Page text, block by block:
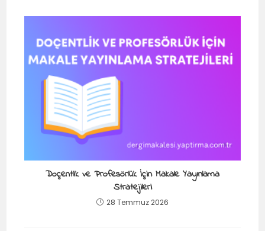
Doçentlik ve Profesörlük İçin Makale Yayınlama
Stratejileri
28 Temmuz 2026